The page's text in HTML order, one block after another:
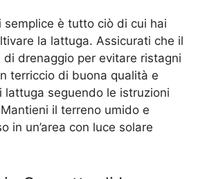
semplice è tutto ciò di cui hai
la lattuga. Assicurati che il
drenaggio per evitare ristagni
terriccio di buona qualità e
lattuga seguendo le istruzioni
il terreno umido e
in un’area con luce solare